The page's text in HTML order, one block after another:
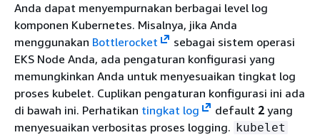
Anda dapat menyempurnakan berbagai level log
komponen Kubernetes. Misalnya, jika Anda
menggunakan Bottlerocket
sebagai sistem operasi
EKS Node Anda, ada pengaturan konfigurasi yang
memungkinkan Anda untuk menyesuaikan tingkat log
proses kubelet. Cuplikan pengaturan konfigurasi ini ada
di bawah ini. Perhatikan tingkat log default 2yang
menyesuaikan verbositas proses logging. kubelet